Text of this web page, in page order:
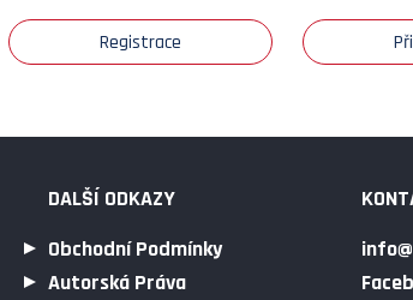
Registrace
DALŠÍ ODKAZY
Obchodní Podmínky
Autorská Práva